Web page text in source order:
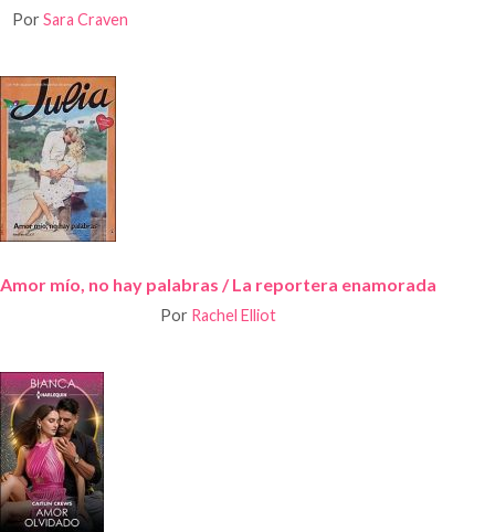
Por Sara Craven
Amor mío, no hay palabras / La reportera enamorada
Por Rachel Elliot